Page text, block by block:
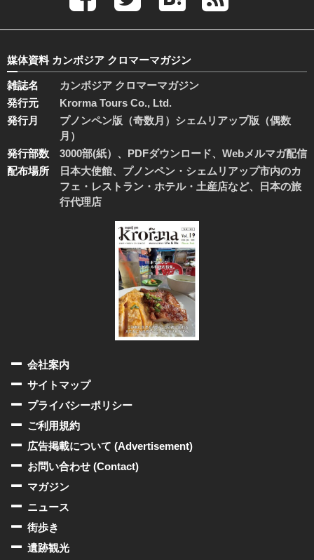
媒体資料 カンボジア クロマーマガジン
雑誌名
カンボジア クロマーマガジン
発行元
Krorma Tours Co., Ltd.
発行月
プノンペン版（奇数月）シェムリアップ版（偶数
月）
発行部数
3000部(紙）、PDFダウンロード、Webメルマガ配信
配布場所
日本大使館、プノンペン・シェムリアップ市内のカ
フェ・レストラン・ホテル・土産店など、日本の旅
行代理店
会社案内
サイトマップ
プライバシーポリシー
ご利用規約
広告掲載について (Advertisement)
お問い合わせ (Contact)
マガジン
ニュース
街歩き
遺跡観光